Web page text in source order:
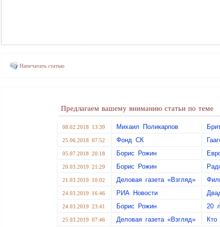
Напечатать статью
Предлагаем вашему вниманию статьи по теме
08.02.2018 13:39 Михаил Поликарпов
25.06.2018 07:52 Фонд СК
05.07.2018 20:18 Борис Рожин
20.03.2019 21:29 Борис Рожин
21.03.2019 10:02 Деловая газета «Взгляд»
24.03.2019 16:46 РИА Новости
24.03.2019 23:41 Борис Рожин 20
25.03.2019 07:46 Деловая газета «Взгляд»